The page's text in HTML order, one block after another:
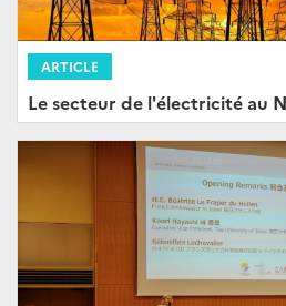
ARTICLE
Le secteur de l'électricité au